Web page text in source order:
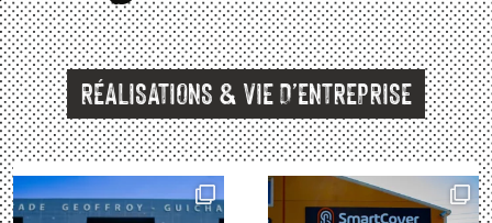
RÉALISATIONS & VIE D’ENTREPRISE